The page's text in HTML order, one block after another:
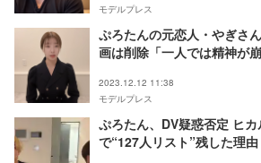
モデルプレス
ぷろたんの元恋人・やぎさ
画は削除「一人では精神が
2023.12.12 11:38
モデルプレス
ぷろたん、DV疑惑否定 ヒ
で“127人リスト”残した理